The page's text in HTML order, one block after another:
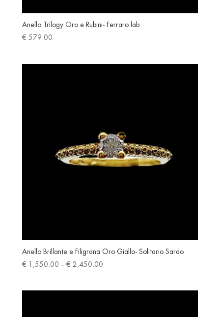
Anello Trilogy Oro e Rubini- Ferraro lab
€ 579.00
Anello Brillante e Filigrana Oro Giallo- Solitario Sardo
€ 1,550.00 – € 2,450.00Price